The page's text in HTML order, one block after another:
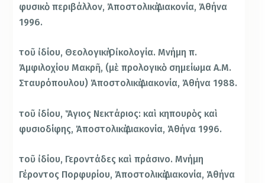
φυσικὸ περιβάλλον, Ἀποστολικὴ Διακονία, Ἀθήνα
1996.
τοῦ ἰδίου, Θεολογικὴ Οἰκολογία. Μνήμη π.
Ἀμφιλοχίου Μακρῆ, (μὲ προλογικὸ σημείωμα Α.Μ.
Σταυρόπουλου) Ἀποστολικὴ Διακονία, Ἀθήνα 1988.
τοῦ ἰδίου, Ἅγιος Νεκτάριος: καὶ κηπουρὸς καὶ
φυσιοδίφης, Ἀποστολικὴ Διακονία, Ἀθήνα 1996.
τοῦ ἰδίου, Γεροντάδες καὶ πράσινο. Μνήμη
Γέροντος Πορφυρίου, Ἀποστολικὴ Διακονία, Ἀθήνα